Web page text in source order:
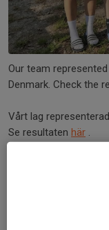
Our team
Denmark. Check the
Vårt lag
Se resultaten här .